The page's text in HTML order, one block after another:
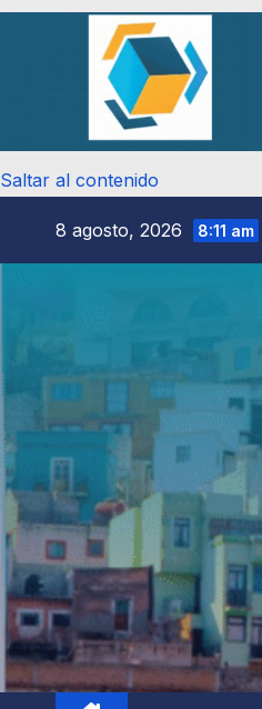
Saltar al contenido
8 agosto, 2026 8:11 am